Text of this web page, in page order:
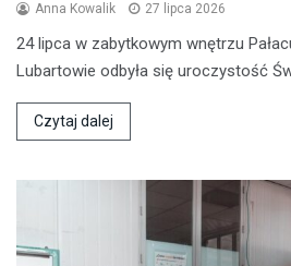
Anna Kowalik 27 lipca 2026
24 lipca w zabytkowym wnętrzu
Lubartowie odbyła się uroczystość
Czytaj dalej